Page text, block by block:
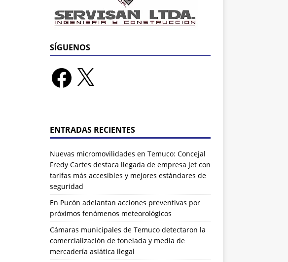
SÍGUENOS
ENTRADAS RECIENTES
Nuevas micromovilidades en Temuco: Concejal
Fredy Cartes destaca llegada de empresa Jet con
tarifas más accesibles y mejores estándares de
seguridad
En Pucón adelantan acciones preventivas por
próximos fenómenos meteorológicos
Cámaras municipales de Temuco detectaron la
comercialización de tonelada y media de
mercadería asiática ilegal